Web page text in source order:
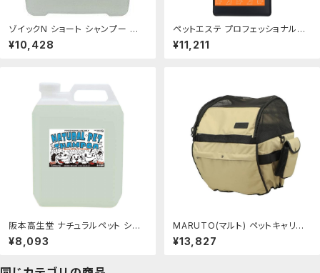
ゾイックN ショート シャンプー 業
務用（4000ｍｌ）
¥10,428
ペットエステ プロフェッショナルシ
ャンプー炭 3L
¥11,211
阪本高生堂 ナチュラルペット シャ
ンプー 4L
¥8,093
MARUTO(マルト) ペットキャリー
自転車 カゴ カバー D-2F-PT-01
小型犬対応 飛び出し防止ベルト付
¥13,827